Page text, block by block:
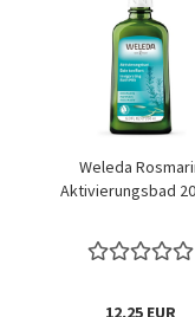
Weleda
Aktivierungsbad
12,25 EUR